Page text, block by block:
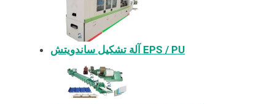
آلة تشكيل ساندويتش EPS / PU